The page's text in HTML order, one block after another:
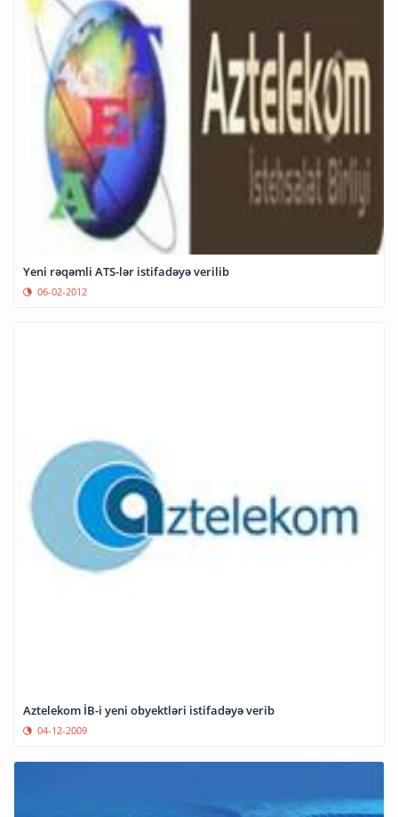
Yeni rəqəmli ATS-lər istifadəyə verilib
06-02-2012
Aztelekom İB-i yeni obyektləri istifadəyə verib
04-12-2009